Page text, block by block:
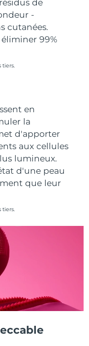
de
-
cutanées.
99%
tiers.
en
la
d'apporter
aux cellules
lumineux.
d'une peau
que leur
tiers.
estimée
estimée10.08.26
estimée
estimée 10.08.26
estimée10.08.26
estimée
estimée
estimée
estimée11.08.26
estimée